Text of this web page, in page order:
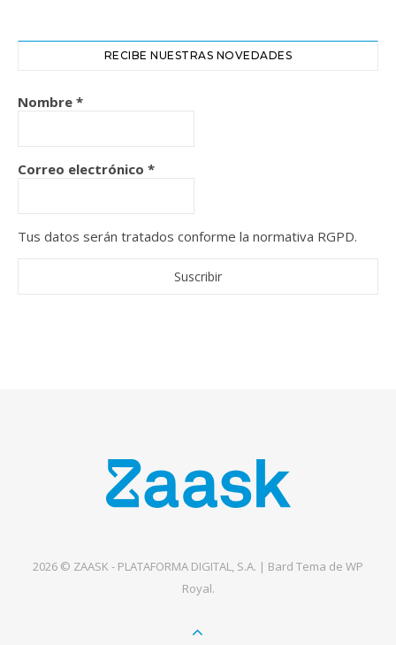
RECIBE NUESTRAS NOVEDADES
Nombre *
Correo electrónico *
Tus datos serán tratados conforme la normativa RGPD.
2026 © ZAASK - PLATAFORMA DIGITAL, S.A. | Bard Tema de WP
Royal.